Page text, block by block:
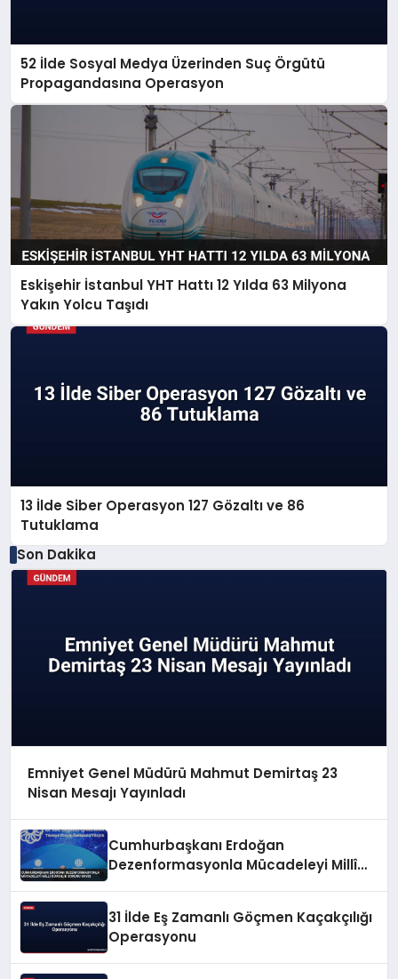
52 İlde Sosyal Medya Üzerinden Suç Örgütü
Propagandasına Operasyon
Eskişehir İstanbul YHT Hattı 12 Yılda 63 Milyona
Yakın Yolcu Taşıdı
13 İlde Siber Operasyon 127 Gözaltı ve 86
Tutuklama
Son Dakika
Emniyet Genel Müdürü Mahmut Demirtaş 23
Nisan Mesajı Yayınladı
Cumhurbaşkanı Erdoğan
Dezenformasyonla Mücadeleyi Millî
31 İlde Eş Zamanlı Göçmen Kaçakçılığı
Operasyonu